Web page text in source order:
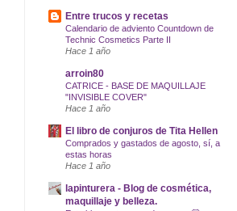
Entre trucos y recetas
Calendario de adviento Countdown de
Technic Cosmetics Parte II
Hace 1 año
arroin80
CATRICE - BASE DE MAQUILLAJE
"INVISIBLE COVER"
Hace 1 año
El libro de conjuros de Tita Hellen
Comprados y gastados de agosto, sí, a
estas horas
Hace 1 año
lapinturera - Blog de cosmética,
maquillaje y belleza.